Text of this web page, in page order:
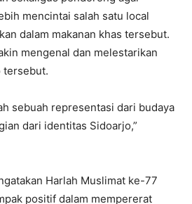
mencintai salah satu local
dalam makanan khas tersebut.
mengenal dan melestarikan
tersebut.
sebuah representasi dari budaya
dari identitas Sidoarjo,”
Harlah Muslimat ke-77
positif dalam mempererat